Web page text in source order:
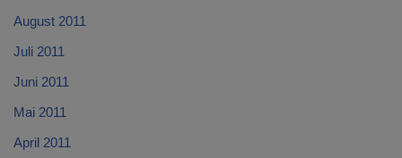
August 2011
Juli 2011
Juni 2011
Mai 2011
April 2011